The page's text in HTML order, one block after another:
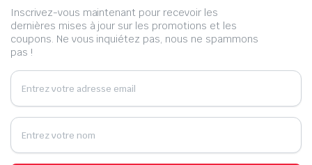
Inscrivez-vous maintenant pour recevoir les
dernières mises à jour sur les promotions et les
coupons. Ne vous inquiétez pas, nous ne spammons
pas !